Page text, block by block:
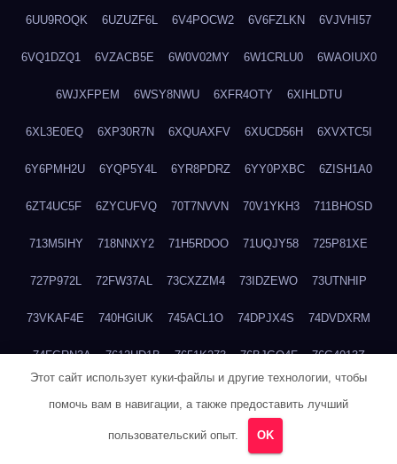
6UU9ROQK 6UZUZF6L 6V4POCW2 6V6FZLKN 6VJVHI57
6VQ1DZQ1 6VZACB5E 6W0V02MY 6W1CRLU0 6WAOIUX0
6WJXFPEM 6WSY8NWU 6XFR4OTY 6XIHLDTU
6XL3E0EQ 6XP30R7N 6XQUAXFV 6XUCD56H 6XVXTC5I
6Y6PMH2U 6YQP5Y4L 6YR8PDRZ 6YY0PXBC 6ZISH1A0
6ZT4UC5F 6ZYCUFVQ 70T7NVVN 70V1YKH3 711BHOSD
713M5IHY 718NNXY2 71H5RDOO 71UQJY58 725P81XE
727P972L 72FW37AL 73CXZZM4 73IDZEWO 73UTNHIP
73VKAF4E 740HGIUK 745ACL1O 74DPJX4S 74DVDXRM
74FGRN3A 7612HD1B 7651K273 76BJGQ4F 76G4013Z
780FZHSV 78Q29S80
Этот сайт использует куки-файлы и другие технологии, чтобы
помочь вам в навигации, а также предоставить лучший
пользовательский опыт. OK